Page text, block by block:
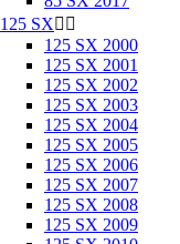
125 SX 
125 SX 2000
125 SX 2001
125 SX 2002
125 SX 2003
125 SX 2004
125 SX 2005
125 SX 2006
125 SX 2007
125 SX 2008
125 SX 2009